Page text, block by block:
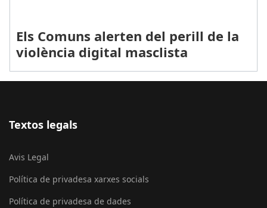
Els Comuns alerten del perill de la
violència digital masclista
Textos legals
Avis Legal
Política de privadesa xarxes socials
Política de privadesa de dades